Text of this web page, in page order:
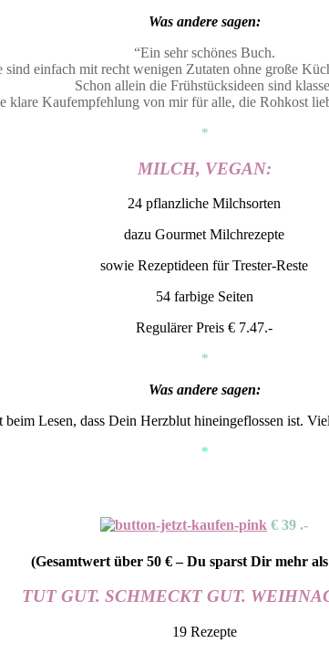
Was andere sagen:
“Ein sehr schönes Buch.
sind einfach mit recht wenigen Zutaten ohne große
Schon allein die Frühstücksideen sind
klare Kaufempfehlung von mir für alle, die Rohkost
*
MILCH, VEGAN:
24 pflanzliche Milchsorten
dazu Gourmet Milchrezepte
sowie Rezeptideen für Trester-Reste
54 farbige Seiten
Regulärer Preis € 7.47.-
*
Was andere sagen:
beim Lesen, dass Dein Herzblut hineingeflossen ist.
*
€ 39 .-
(Gesamtwert über 50 € – Du sparst Dir mehr
TUT GUT. SCHMECKT GUT.
19 Rezepte